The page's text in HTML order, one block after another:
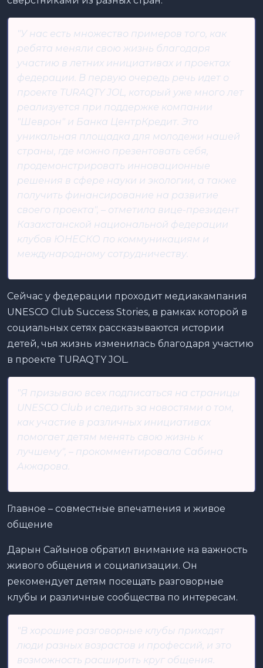
"У нас есть множество примеров того, как
ребята меняли свою жизнь благодаря
участию в летних инициативах и проектах
федерации. В первую очередь речь идет о
проекте TURAQTY JOL, который уже много лет
реализуется при поддержке компании
"Шеврон" и Банка ЦентрКредит. Это
уникальная площадка для молодежи нашей
страны, где можно презентовать себя,
продемонстрировать инновационные
решения в сфере науки и экологии, а также
получить финансирование на развитие
своего проекта", – отметила вице-президент
Казахстанской национальной федерации
клубов ЮНЕСКО по коммуникациям и
международному сотрудничеству.
Сейчас у федерации проходит медиакампания
UNESCO Club Success Stories, в рамках которой в
социальных сетях рассказываются истории
детей, чья жизнь изменилась благодаря участию
в проекте TURAQTY JOL.
"Я призываю всех подписаться на страницы
UNESCO Club и следить за новостями о том,
как участие в различных инициативах
помогает детям менять свою жизнь к
лучшему", – прокомментировала Сабина
Акжарова.
Главное – совместные впечатления и живое
общение
Дарын Сайынов обратил внимание на важность
живого общения и социализации. Он
рекомендует детям посещать разговорные
клубы и различные сообщества по интересам.
"В хорошие разговорные клубы приходят
люди разных возрастов и профессий, и это
возможность расширить круг общения.